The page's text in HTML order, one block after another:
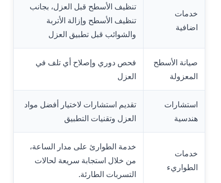
خدمات
اضافية
تنظيف الأسطح قبل العزل، بجانب
تنظيف الأسطح وإزالة الأتربة
والشوائب قبل تطبيق العزل
صيانة الأسطح
المعزولة
فحص دوري وإصلاح أي تلف في
العزل
استشارات
هندسية
تقديم استشارات لاختيار أفضل مواد
العزل وتقنيات التطبيق
خدمات
الطواريء
خدمة الطوارئ على مدار الساعة،
من خلال استجابة سريعة لحالات
التسربات الطارئة.